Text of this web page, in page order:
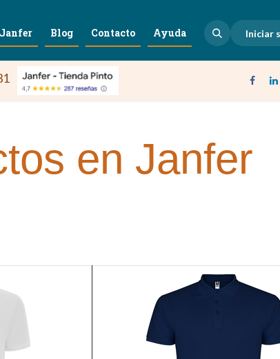
Blog Contacto Ayuda Iniciar
en Janfer